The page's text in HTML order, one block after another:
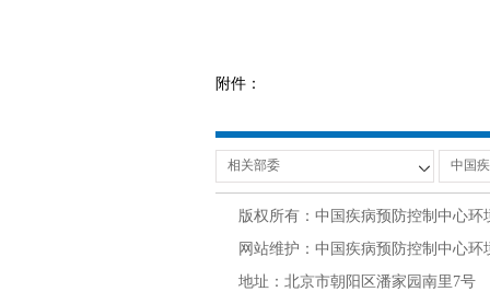
附件：
版权所有：中国疾病预防控制中心环
网站维护：中国疾病预防控制中心
地址：北京市朝阳区潘家园南里7号